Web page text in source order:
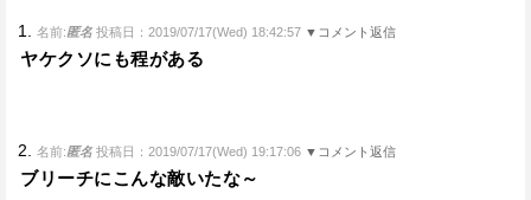
1. 名前:匿名 投稿日：2019/07/17(Wed) 18:42:57 ▼コメント返信
ヤケクソにも程がある
2. 名前:匿名 投稿日：2019/07/17(Wed) 19:17:06 ▼コメント返信
ブリーチにこんな敵いたな～